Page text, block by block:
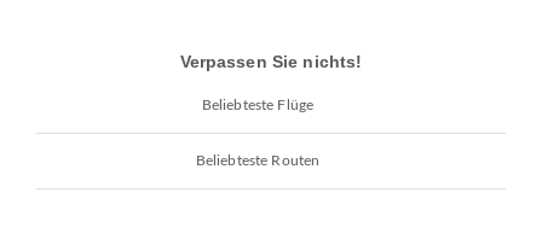
Verpassen Sie nichts!
Beliebteste Flüge
Beliebteste Routen